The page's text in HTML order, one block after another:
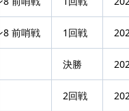
前哨戦 1回戦
決勝
2回戦